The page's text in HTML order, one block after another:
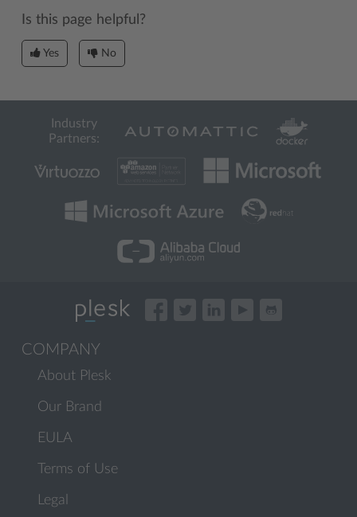
Is this page helpful?
Yes No
Industry
Partners:
COMPANY
About Plesk
Our Brand
EULA
Terms of Use
Legal